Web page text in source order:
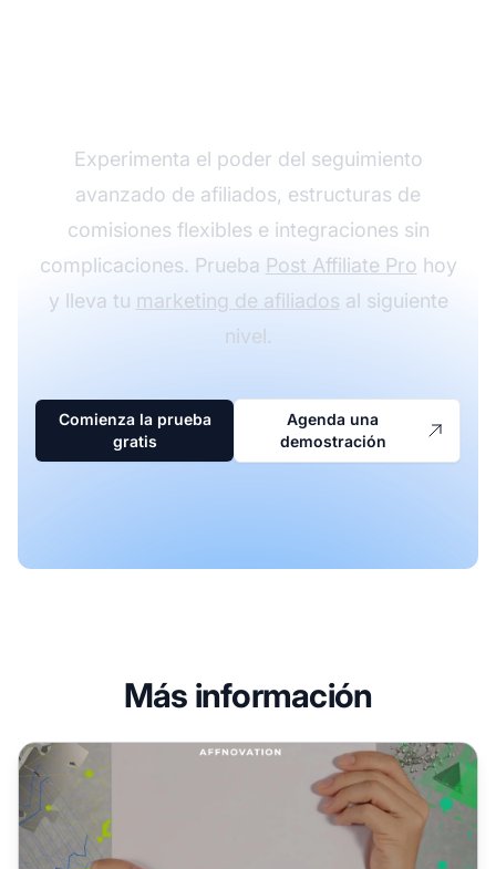
Experimenta el poder del seguimiento
avanzado de afiliados, estructuras de
comisiones flexibles e integraciones sin
complicaciones. Prueba Post Affiliate Pro hoy
y lleva tu marketing de afiliados al siguiente
nivel.
Comienza la prueba
gratis
Agenda una
demostración
Más información
Programa de Afiliados Affnovation